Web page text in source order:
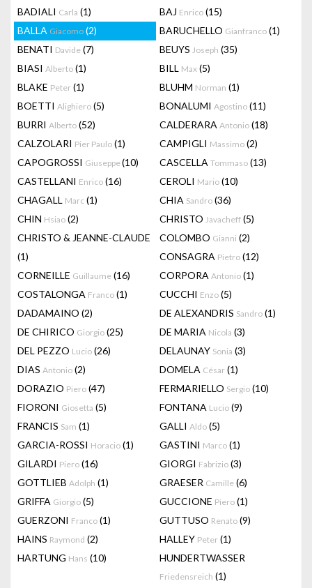
BADIALI Carla (1) BAJ Enrico (15)
BALLA Giacomo (2) BARUCHELLO Gianfranco (1)
BENATI Davide (7) BEUYS Joseph (35)
BIASI Alberto (1) BILL Max (5)
BLAKE Peter (1) BLUHM Norman (1)
BOETTI Alighiero (5) BONALUMI Agostino (11)
BURRI Alberto (52) CALDERARA Antonio (18)
CALZOLARI Pier Paulo (1) CAMPIGLI Massimo (2)
CAPOGROSSI Giuseppe(10) CASCELLA Tommaso (13)
CASTELLANI Enrico (16) CEROLI Mario (10)
CHAGALL Marc (1) CHIA Sandro (36)
CHIN Hsiao (2) CHRISTO Javacheff (5)
CHRISTO & JEANNE-CLAUDE
(1)
COLOMBO Gianni (2)
CONSAGRA Pietro (12)
CORNEILLE Guillaume (16) CORPORA Antonio (1)
COSTALONGA Franco (1) CUCCHI Enzo (5)
DADAMAINO (2) DE ALEXANDRIS Sandro (1)
DE CHIRICO Giorgio (25) DE MARIA Nicola (3)
DEL PEZZO Lucio (26) DELAUNAY Sonia (3)
DIAS Antonio (2) DOMELA César (1)
DORAZIO Piero (47) FERMARIELLO Sergio (10)
FIORONI Giosetta (5) FONTANA Lucio (9)
FRANCIS Sam (1) GALLI Aldo (5)
GARCIA-ROSSI Horacio (1) GASTINI Marco (1)
GILARDI Piero (16) GIORGI Fabrizio (3)
GOTTLIEB Adolph (1) GRAESER Camille (6)
GRIFFA Giorgio (5) GUCCIONE Piero (1)
GUERZONI Franco (1) GUTTUSO Renato (9)
HAINS Raymond (2) HALLEY Peter (1)
HARTUNG Hans (10) HUNDERTWASSER
Friedensreich (1)